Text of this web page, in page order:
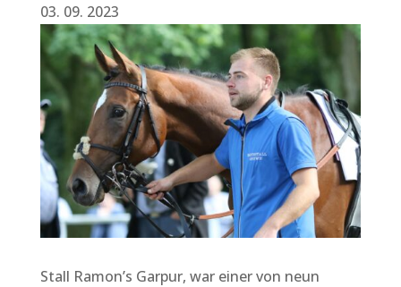
03. 09. 2023
Stall Ramon’s Garpur, war einer von neun